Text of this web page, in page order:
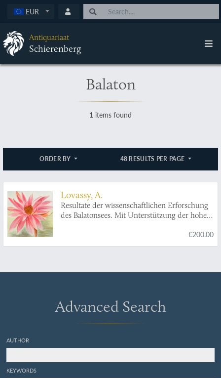
EUR
Antiquariaat
Schierenberg
Balaton
1 items found
ORDER BY 48 RESULTS PER PAGE
Lovassy, A.
Resultate der wissenschaftlichen Erforschung
des Balatonsees. Mit Unterstützung der hohen
Cultus und Unterricht. Zweiter Band. Die
Biologie des Balatonsees und seiner
Verhältnisse der Balatonsee-Gegend. Anhang.
€200.00
Advanced Search
AUTHOR
KEYWORDS